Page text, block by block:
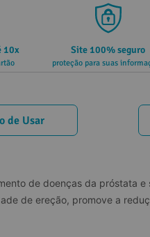
10x Site 100% seguro
proteção para suas
de Usar
de doenças da próstata e
de ereção, promove a